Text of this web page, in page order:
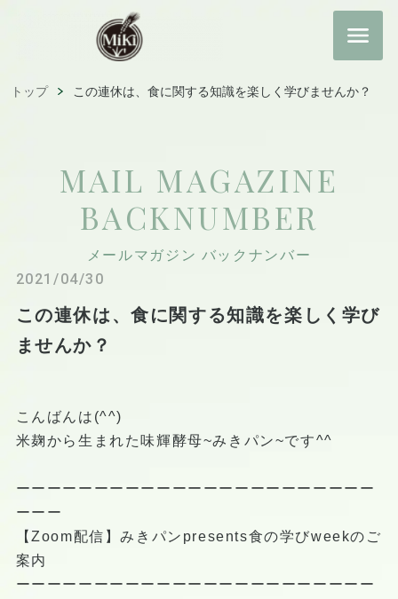
トップ この連休は、食に関する知識を楽しく学びませんか？
MAIL MAGAZINE
BACKNUMBER
メールマガジン バックナンバー
2021/04/30
この連休は、食に関する知識を楽しく学び
ませんか？
こんばんは(^^)
米麹から生まれた味輝酵母~みきパン~です^^
ーーーーーーーーーーーーーーーーーーーーーーー
ーーー
【Zoom配信】みきパンpresents食の学びweekのご
案内
ーーーーーーーーーーーーーーーーーーーーーーー